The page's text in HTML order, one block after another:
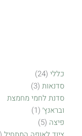
כללי 24
24
מוצרים סדנאות 3מוצרים
סדנת לחמי מחמצת
ובראנץ׳ 1
1
פיצה 5
5
מוצרים
3
מוצרים